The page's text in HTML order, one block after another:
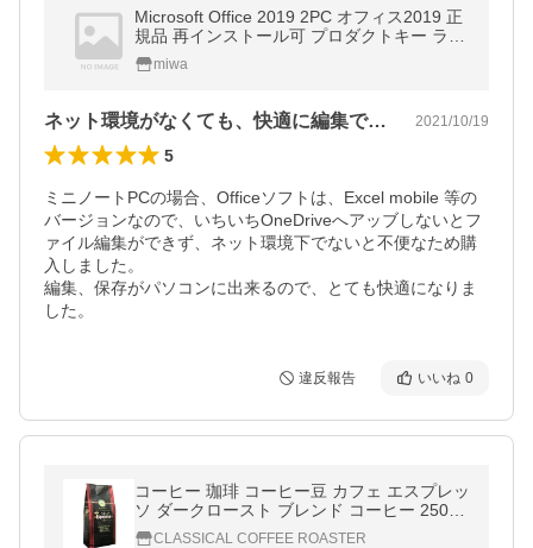
Microsoft Office 2019 2PC オフィス2019 正
規品 再インストール可 プロダクトキー ライ
センス ダウンロード版 Office Professional P
lusmiwa
ネット環境がなくても、快適に編集できる！ 2021/10/19
5
ミニノートPCの場合、Officeソフトは、Excel mobile 等の
バージョンなので、いちいちOneDriveへアッブしないとフ
ァイル編集ができず、ネット環境下でないと不便なため購
入しました。
編集、保存がパソコンに出来るので、とても快適になりま
した。
違反報告 いいね 0
コーヒー 珈琲 コーヒー豆 カフェ エスプレッ
ソ ダークロースト ブレンド コーヒー 250g
8,8oz 豆 or 挽
CLASSICAL COFFEE ROASTER